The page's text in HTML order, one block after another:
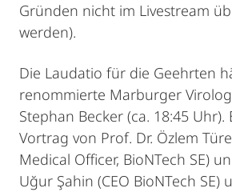
Gründen nicht im Livestream
werden).
Die Laudatio für die Geehrten
renommierte Marburger
Stephan Becker (ca. 18:45 Uhr).
Vortrag von Prof. Dr. Özlem
Medical Officer, BioNTech SE)
Uğur Şahin (CEO BioNTech SE)